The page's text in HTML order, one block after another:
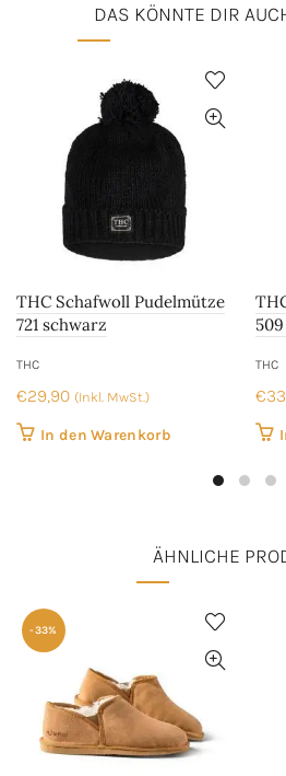
DAS KÖNNTE DIR
THC Schafwoll Pudelmütze
721 schwarz
THC
€29,90 (Inkl. MwSt.)
In den Warenkorb
THC
€
ÄHNLICHE
-33%